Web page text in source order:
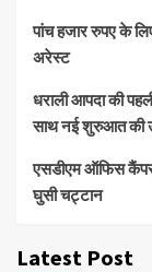
पांच हजार रुपए के
अरेस्ट
धराली आपदा की
साथ नई शुरुआत की
एसडीएम ऑफिस
घुसी चट्टान
Latest Post